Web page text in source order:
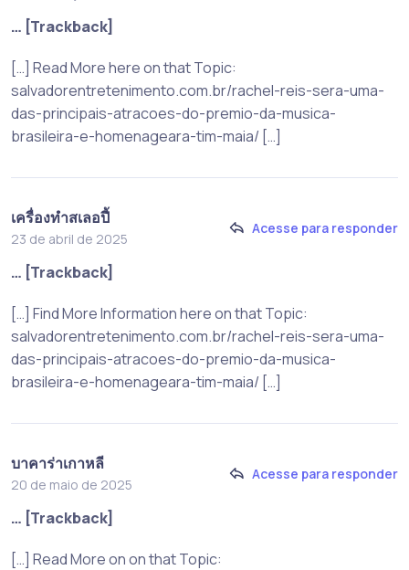
… [Trackback]
[…] Read More here on that Topic:
salvadorentretenimento.com.br/rachel-reis-sera-uma-
das-principais-atracoes-do-premio-da-musica-
brasileira-e-homenageara-tim-maia/ […]
เครื่องทําสเลอปี้
23 de abril de 2025
Acesse para responder
… [Trackback]
[…] Find More Information here on that Topic:
salvadorentretenimento.com.br/rachel-reis-sera-uma-
das-principais-atracoes-do-premio-da-musica-
brasileira-e-homenageara-tim-maia/ […]
บาคาร่าเกาหลี
20 de maio de 2025
Acesse para responder
… [Trackback]
[…] Read More on on that Topic: